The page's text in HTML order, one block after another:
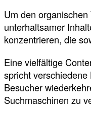
Um den
unterhaltsamer
konzentrieren, die
Eine vielfältige
spricht
Besucher
Suchmaschinen zu